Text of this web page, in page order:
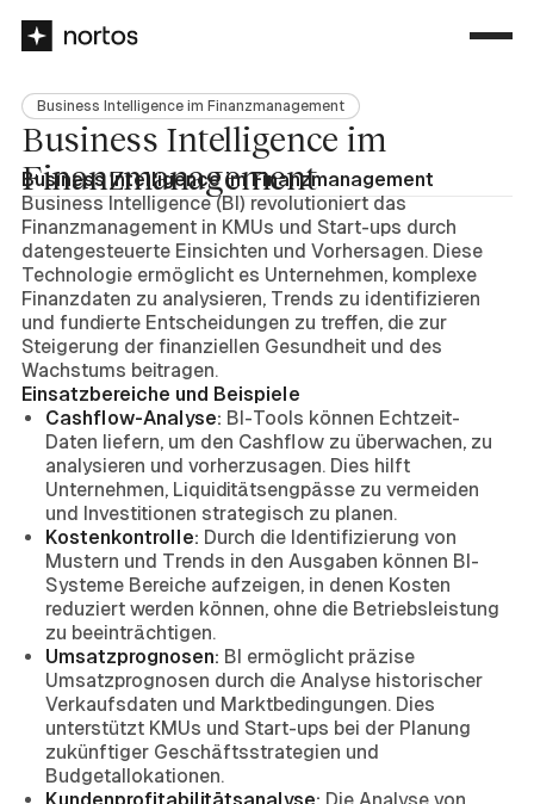
Business Intelligence im Finanzmanagement
Business Intelligence im
Finanzmanagement
Business Intelligence im Finanzmanagement
Business Intelligence (BI) revolutioniert das
Finanzmanagement in KMUs und Start-ups durch
datengesteuerte Einsichten und Vorhersagen. Diese
Technologie ermöglicht es Unternehmen, komplexe
Finanzdaten zu analysieren, Trends zu identifizieren
und fundierte Entscheidungen zu treffen, die zur
Steigerung der finanziellen Gesundheit und des
Wachstums beitragen.
Einsatzbereiche und Beispiele
Cashflow-Analyse: BI-Tools können Echtzeit-
Daten liefern, um den Cashflow zu überwachen, zu
analysieren und vorherzusagen. Dies hilft
Unternehmen, Liquiditätsengpässe zu vermeiden
und Investitionen strategisch zu planen.
Kostenkontrolle: Durch die Identifizierung von
Mustern und Trends in den Ausgaben können BI-
Systeme Bereiche aufzeigen, in denen Kosten
reduziert werden können, ohne die Betriebsleistung
zu beeinträchtigen.
Umsatzprognosen: BI ermöglicht präzise
Umsatzprognosen durch die Analyse historischer
Verkaufsdaten und Marktbedingungen. Dies
unterstützt KMUs und Start-ups bei der Planung
zukünftiger Geschäftsstrategien und
Budgetallokationen.